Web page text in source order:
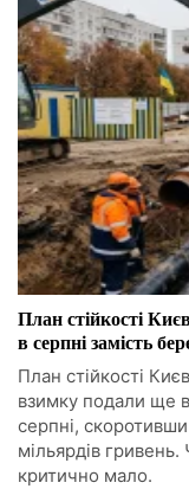
План стійкості
в серпні замість
План стійкості
взимку подали ще
серпні,
мільярдів
критично мало.